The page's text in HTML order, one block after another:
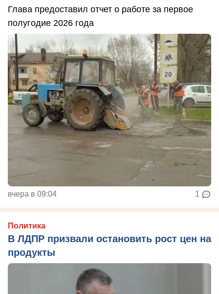
Глава предоставил отчет о работе за первое
полугодие 2026 года
вчера в 09:04 1
Политика
В ЛДПР призвали остановить рост цен на
продукты